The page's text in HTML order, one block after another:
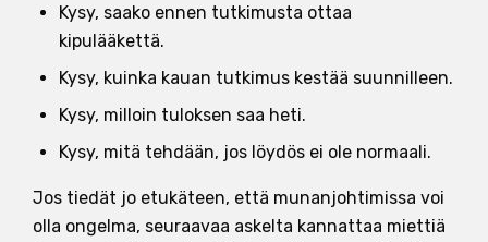
Kysy, saako ennen tutkimusta ottaa
kipulääkettä.
Kysy, kuinka kauan tutkimus kestää suunnilleen.
Kysy, milloin tuloksen saa heti.
Kysy, mitä tehdään, jos löydös ei ole normaali.
Jos tiedät jo etukäteen, että munanjohtimissa voi
olla ongelma, seuraavaa askelta kannattaa miettiä